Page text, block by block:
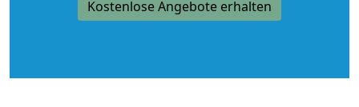
Kostenlose Angebote erhalten